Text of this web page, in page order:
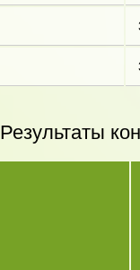
Результаты